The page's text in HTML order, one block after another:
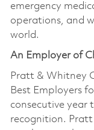
emergency
operations, and
world.
An Employer of
Pratt & Whitney
Best Employers
consecutive year
recognition. Pratt